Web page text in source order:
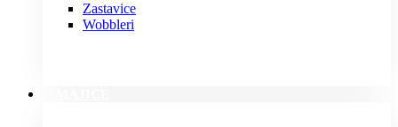
Zastavice
Wobbleri